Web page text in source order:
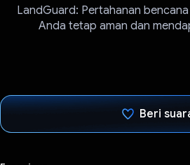
LandGuard: Pertahanan
Anda tetap aman dan
Beri